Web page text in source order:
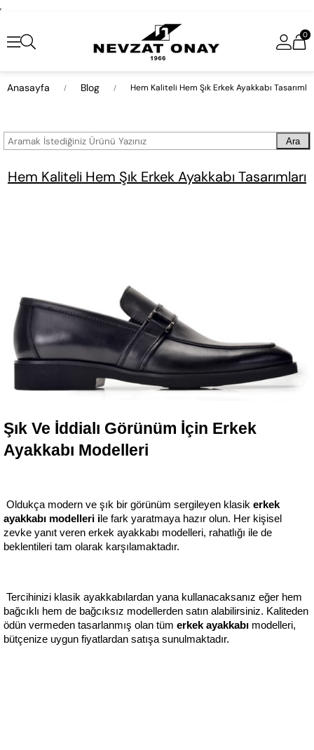
,
0
Anasayfa Blog Hem Kaliteli Hem Şık Erkek Ayakkabı
Ara
Hem Kaliteli Hem Şık Erkek Ayakkabı Tasarımları
Şık Ve İddialı Görünüm İçin Erkek
Ayakkabı Modelleri
Oldukça modern ve şık bir görünüm sergileyen klasik erkek
ayakkabı modelleri ile fark yaratmaya hazır olun. Her kişisel
zevke yanıt veren erkek ayakkabı modelleri, rahatlığı ile de
beklentileri tam olarak karşılamaktadır.
Tercihinizi klasik ayakkabılardan yana kullanacaksanız eğer hem
bağcıklı hem de bağcıksız modellerden satın alabilirsiniz. Kaliteden
ödün vermeden tasarlanmış olan tüm erkek ayakkabı modelleri,
bütçenize uygun fiyatlardan satışa sunulmaktadır.